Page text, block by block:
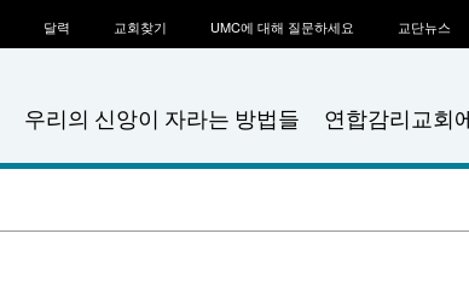
우리의 신앙이 자라는 방법들 연합감리교회
달력 교회찾기 UMC에 대해 질문하세요 교단뉴스